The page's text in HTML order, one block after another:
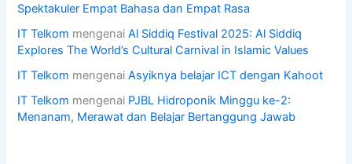
Spektakuler Empat Bahasa dan Empat Rasa
IT Telkom mengenaiAl Siddiq Festival 2025: Al Siddiq
Explores The World’s Cultural Carnival in Islamic Values
IT Telkom mengenaiAsyiknya belajar ICT dengan Kahoot
IT Telkom mengenai PJBL Hidroponik Minggu ke-2:
Menanam, Merawat dan Belajar Bertanggung Jawab